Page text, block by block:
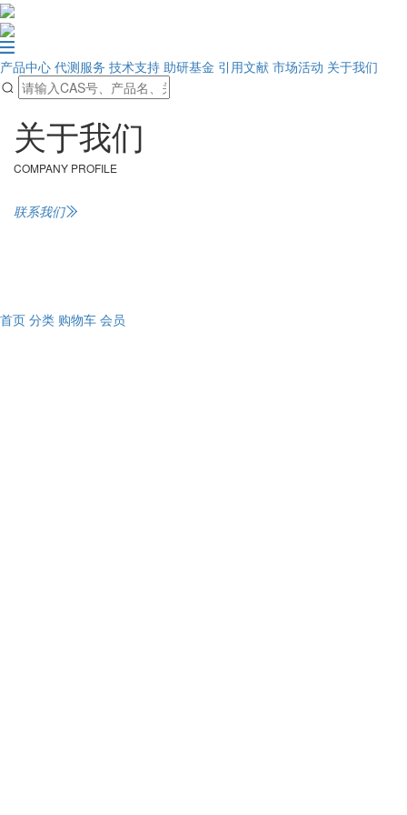
产品中心 代测服务 技术支持 助研基金 引用文献 市场活动 关于我们
关于我们
COMPANY PROFILE
联系我们
首页 分类 购物车 会员